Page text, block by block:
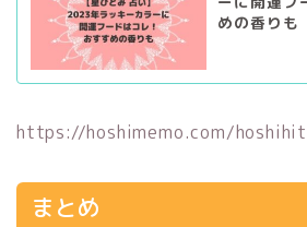
めの香りも
https://hoshimemo.com/
まとめ